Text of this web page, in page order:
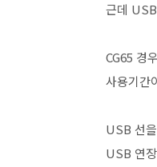
근데
CG65 경
사용기간
USB 선
USB 연